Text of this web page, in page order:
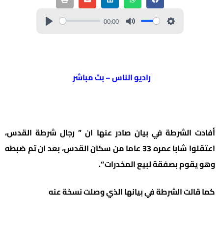
00:00
راديو الناس – بث مباشر
أفادت الشرطة في بيان صادر عنها ان ” رجال شرطة القدس،
اعتقلوا شابا عمره 33 عاما من سكان القدس، بعد ان تم ضبطه
وهو يقوم بصفقة لبيع المخدرات “.
كما قالت الشرطة في بيانها الذي وصلت نسخة عنه